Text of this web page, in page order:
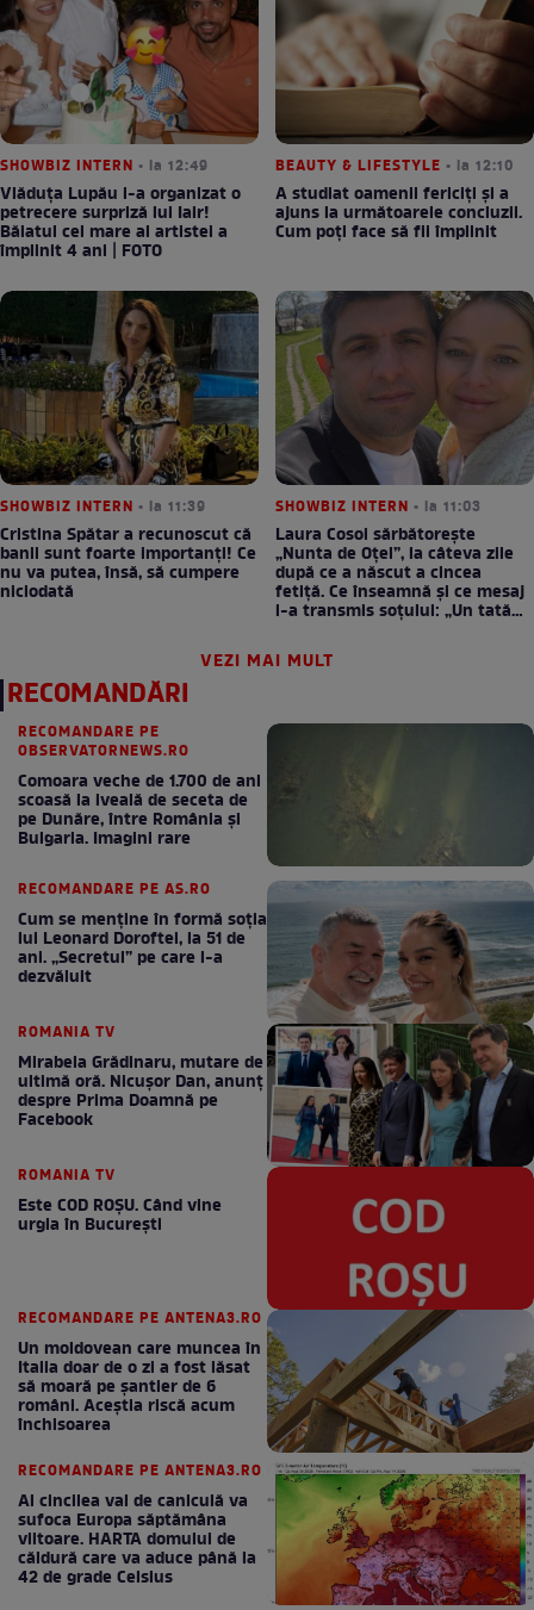
SHOWBIZ INTERN • la 12:49
Vlăduța Lupău i-a organizat o
petrecere surpriză lui Iair!
Băiatul cel mare al artistei a
împlinit 4 ani | FOTO
BEAUTY & LIFESTYLE • la 12:10
A studiat oamenii fericiți și a
ajuns la următoarele concluzii.
Cum poți face să fii împlinit
SHOWBIZ INTERN • la 11:39
Cristina Spătar a recunoscut că
banii sunt foarte importanți! Ce
nu va putea, însă, să cumpere
niciodată
SHOWBIZ INTERN • la 11:03
Laura Cosoi sărbătorește
„Nunta de Oțel”, la câteva zile
după ce a născut a cincea
fetiță. Ce înseamnă și ce mesaj
i-a transmis soțului: „Un tată
VEZI MAI MULT
RECOMANDĂRI
RECOMANDARE PE
OBSERVATORNEWS.RO
Comoara veche de 1.700 de ani
scoasă la iveală de seceta de
pe Dunăre, între România şi
Bulgaria. Imagini rare
RECOMANDARE PE AS.RO
Cum se menţine în formă soţia
lui Leonard Doroftei, la 51 de
ani. „Secretul” pe care l-a
dezvăluit
ROMANIA TV
Mirabela Grădinaru, mutare de
ultimă oră. Nicuşor Dan, anunţ
despre Prima Doamnă pe
Facebook
ROMANIA TV
Este COD ROŞU. Când vine
urgia în Bucureşti
RECOMANDARE PE ANTENA3.RO
Un moldovean care muncea în
Italia doar de o zi a fost lăsat
să moară pe şantier de 6
români. Aceștia riscă acum
închisoarea
RECOMANDARE PE ANTENA3.RO
Al cincilea val de caniculă va
sufoca Europa săptămâna
viitoare. HARTA domului de
căldură care va aduce până la
42 de grade Celsius